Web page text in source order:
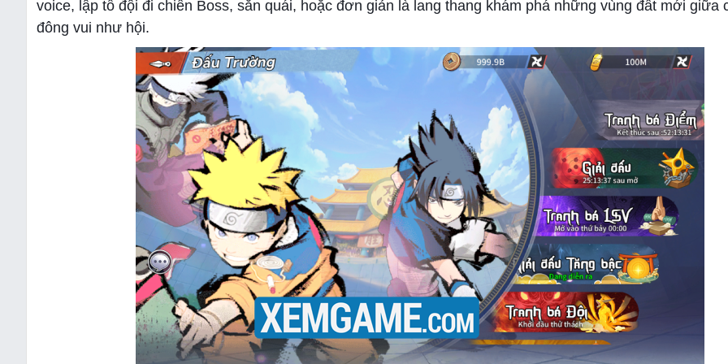
voice, lập tổ đội đi chiến Boss, săn quái, hoặc đơn giản là lang thang khám phá những vùng đất mới giữa
đông vui như hội.